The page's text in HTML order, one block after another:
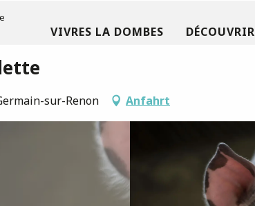
VIVRES LA DOMBES DÉCOUVRIR
sur-Renon
Anfahrt